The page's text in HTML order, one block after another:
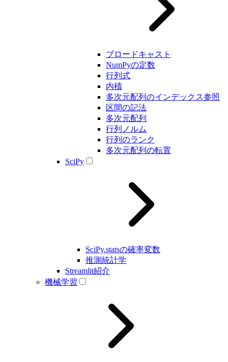
ブロードキャスト
NumPyの定数
行列式
内積
多次元配列のインデックス参照
区間の記法
多次元配列
行列ノルム
行列のランク
多次元配列の転置
SciPy
SciPy.statsの確率変数
推測統計学
Streamlit紹介
機械学習